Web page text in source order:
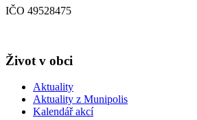
IČO 49528475
Život v obci
Aktuality
Aktuality z Munipolis
Kalendář akcí